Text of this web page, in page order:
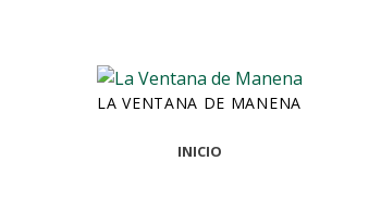
LA VENTANA DE MANENA
INICIO